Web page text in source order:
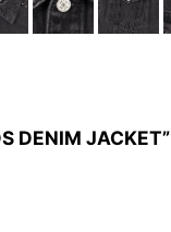
DENIM JACKET”